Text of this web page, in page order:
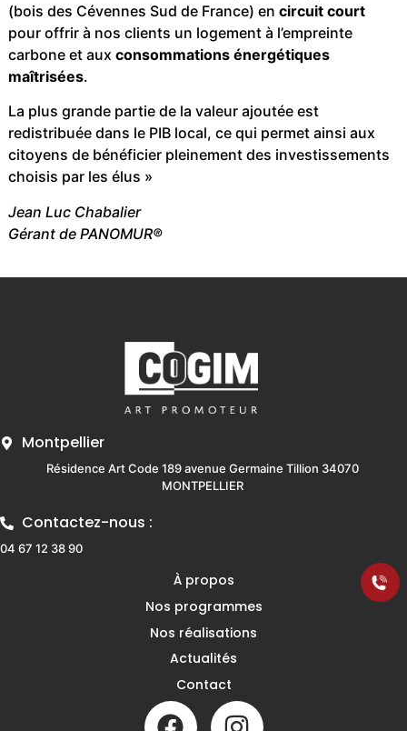
(bois des Cévennes Sud de France) en circuit court
pour offrir à nos clients un logement à l’empreinte
carbone et aux consommations énergétiques
maîtrisées.
La plus grande partie de la valeur ajoutée est
redistribuée dans le PIB local, ce qui permet ainsi aux
citoyens de bénéficier pleinement des investissements
choisis par les élus »
Jean Luc Chabalier
Gérant de PANOMUR®
Montpellier
Résidence Art Code 189 avenue Germaine Tillion 34070
MONTPELLIER
Contactez-nous :
04 67 12 38 90
À propos
Nos programmes
Nos réalisations
Actualités
Contact